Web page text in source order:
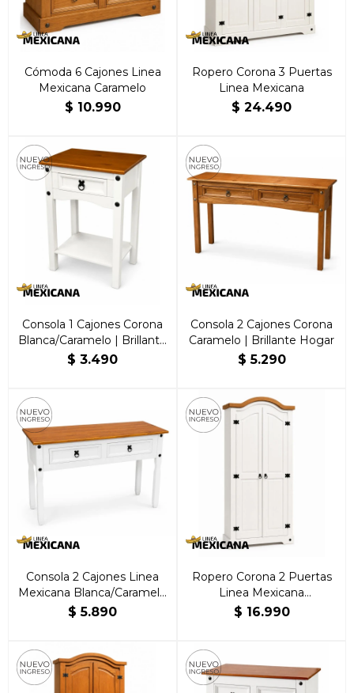
Cómoda 6 Cajones Linea
Mexicana Caramelo
$ 10.990
Ropero Corona 3 Puertas
Linea Mexicana
$ 24.490
Consola 1 Cajones Corona
Blanca/Caramelo | Brillante
Hogar
$ 3.490
Consola 2 Cajones Corona
Caramelo | Brillante Hogar
$ 5.290
Consola 2 Cajones Linea
Mexicana Blanca/Caramelo
| Brillante Hogar
$ 5.890
Ropero Corona 2 Puertas
Linea Mexicana
Blanco/Caramelo
$ 16.990